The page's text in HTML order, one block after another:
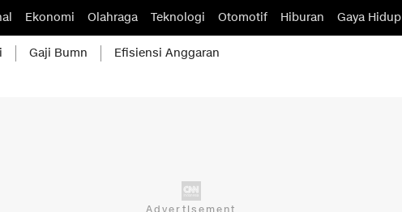
Ekonomi Olahraga Teknologi Otomotif Hiburan Gaya Hidup
Gaji Bumn Efisiensi Anggaran